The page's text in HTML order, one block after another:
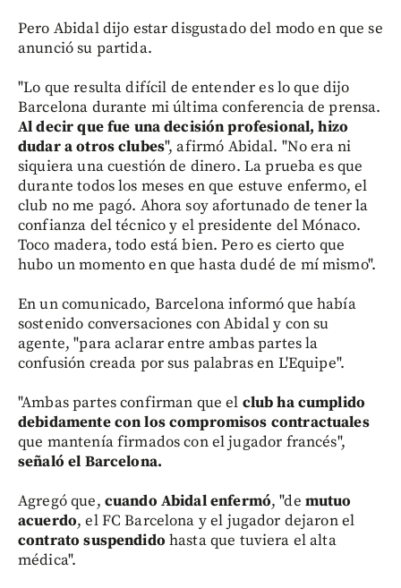
Pero Abidal dijo estar disgustado del modo en que se
anunció su partida.
"Lo que resulta difícil de entender es lo que dijo
Barcelona durante mi última conferencia de prensa.
Al decir que fue una decisión profesional, hizo
dudar a otros clubes", afirmó Abidal. "No era ni
siquiera una cuestión de dinero. La prueba es que
durante todos los meses en que estuve enfermo, el
club no me pagó. Ahora soy afortunado de tener la
confianza del técnico y el presidente del Mónaco.
Toco madera, todo está bien. Pero es cierto que
hubo un momento en que hasta dudé de mí mismo".
En un comunicado, Barcelona informó que había
sostenido conversaciones con Abidal y con su
agente, "para aclarar entre ambas partes la
confusión creada por sus palabras en L'Equipe".
"Ambas partes confirman que el club ha cumplido
debidamente con los compromisos contractuales
que mantenía firmados con el jugador francés",
señaló el Barcelona.
Agregó que, cuando Abidal enfermó, "de mutuo
acuerdo, el FC Barcelona y el jugador dejaron el
contrato suspendido hasta que tuviera el alta
médica".